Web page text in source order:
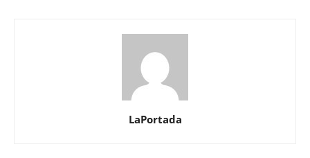
LaPortada